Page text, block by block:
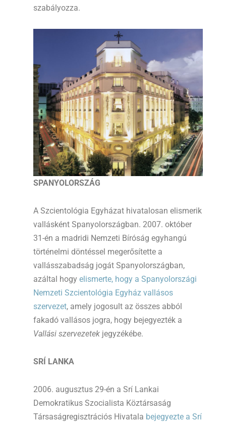
szabályozza.
SPANYOLORSZÁG
A Szcientológia Egyházat hivatalosan elismerik
vallásként Spanyolországban. 2007. október
31-én a madridi Nemzeti Bíróság egyhangú
történelmi döntéssel megerősítette a
vallásszabadság jogát Spanyolországban,
azáltal hogy elismerte, hogy a Spanyolországi
Nemzeti Szcientológia Egyház vallásos
szervezet, amely jogosult az összes abból
fakadó vallásos jogra, hogy bejegyezték a
Vallási szervezetek jegyzékébe.
SRÍ LANKA
2006. augusztus 29-én a Srí Lankai
Demokratikus Szocialista Köztársaság
Társaságregisztrációs Hivatala bejegyezte a Srí